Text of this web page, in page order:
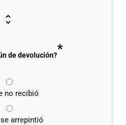
de devolución?*
no recibió
arrepintió